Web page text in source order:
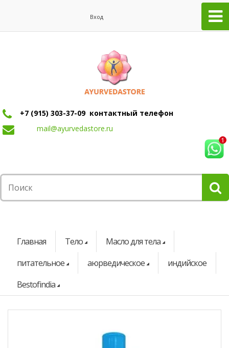
Вход
+7 (915) 303-37-09 контактный телефон
mail@ayurvedastore.ru
Главная Тело
Масло для тела
питательное
аюрведическое
индийское
Bestofindia